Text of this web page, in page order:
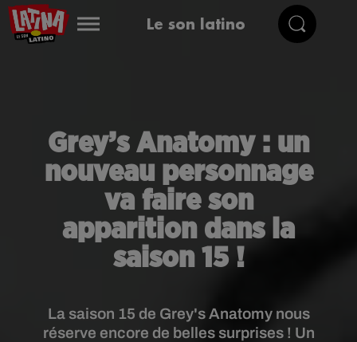
Le son latino
Grey’s Anatomy : un
nouveau personnage
va faire son
apparition dans la
saison 15 !
La saison 15 de Grey's Anatomy nous
réserve encore de belles surprises ! Un